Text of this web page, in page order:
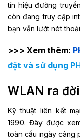
tín hiệu đường
còn đang truy cập
bạn vẫn lướt nét
>>> Xem thêm:
đặt và sử dụng
WLAN ra
Kỹ thuật liên kết
1990. Đây được
toàn cầu ngày càng